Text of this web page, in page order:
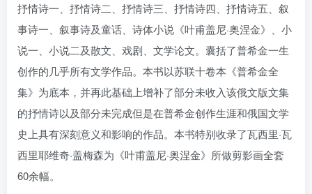
抒情诗一、抒情诗二、抒情诗三、抒情诗四、抒情诗五、叙
事诗一、叙事诗及童话、诗体小说《叶甫盖尼·奥涅金》、小
说一、小说二及散文、戏剧、文学论文。囊括了普希金一生
创作的几乎所有文学作品。本书以苏联十卷本《普希金全
集》为底本，并再此基础上增补了部分未收入该俄文版文集
的抒情诗以及部分未完成但是在普希金创作生涯和俄国文学
史上具有深刻意义和影响的作品。本书特别收录了瓦西里·瓦
西里耶维奇·盖梅森为《叶甫盖尼·奥涅金》所做剪影画全套
60余幅。